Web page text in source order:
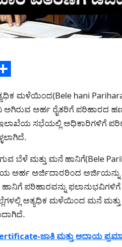
ಮಳೆಯಿಂದ(Bele hani
ಅರ್ಹ ರೈತರಿಗೆ ಪರಿಹಾರದ
ಸಭೆಯಲ್ಲಿ ಅಧಿಕಾರಿಗಳಿಗೆ
ಬೆಳೆ ಮತ್ತು ಮನೆ ಹಾನಿಗೆ(Bele
ಅರ್ಹ ಅರ್ಜಿದಾರರಿಂದ ಅರ್ಜಿಯನ್ನು
ಪರಿಹಾರವನ್ನು
ಅತ್ಯಧಿಕ ಮಳೆಯಿಂದ ಮನೆ ಮತ್ತು
ಜಾತಿ ಮತ್ತು ಆದಾಯ